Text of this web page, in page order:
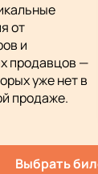
от
и
продавцов —
уже нет в
продаже.
Выбрать